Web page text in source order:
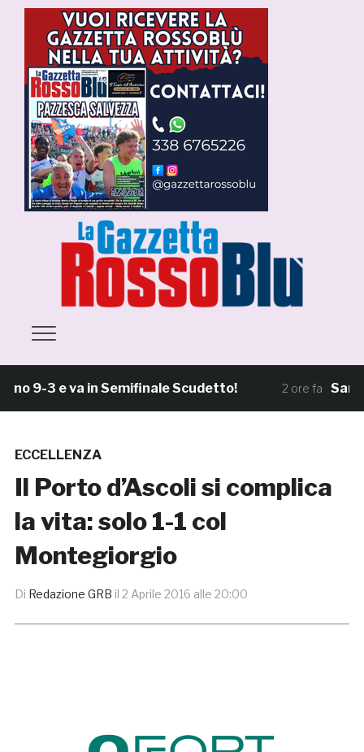
9-3 e va in Semifinale Scudetto! 2 ore fa Samb,
ECCELLENZA
Il Porto d’Ascoli si complica
la vita: solo 1-1 col
Montegiorgio
Di Redazione GRB il 2 Aprile 2016 alle 20:00